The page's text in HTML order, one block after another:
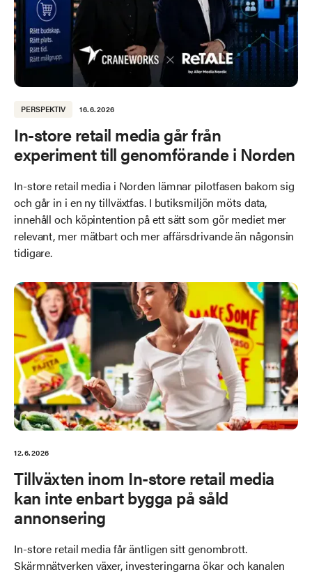
PERSPEKTIV 16.6.2026
In-store retail media går från
experiment till genomförande i Norden
In-store retail media i Norden lämnar pilotfasen bakom sig
och går in i en ny tillväxtfas. I butiksmiljön möts data,
innehåll och köpintention på ett sätt som gör mediet mer
relevant, mer mätbart och mer affärsdrivande än någonsin
tidigare.
12.6.2026
Tillväxten inom In-store retail media
kan inte enbart bygga på såld
annonsering
In-store retail media får äntligen sitt genombrott.
Skärmnätverken växer, investeringarna ökar och kanalen